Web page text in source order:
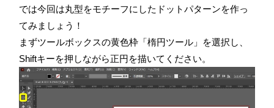
では今回は丸型をモチーフにしたドットパターンを作っ
てみましょう！
まずツールボックスの黄色枠「楕円ツール」を選択し、
Shiftキーを押しながら正円を描いてください。